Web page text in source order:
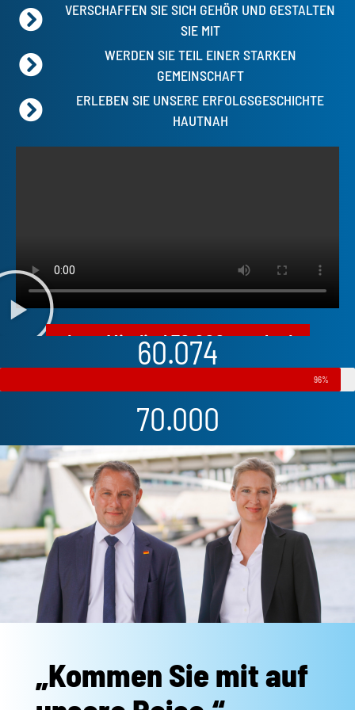
VERSCHAFFEN SIE SICH GEHÖR UND GESTALTEN
SIE MIT
WERDEN SIE TEIL EINER STARKEN
GEMEINSCHAFT
ERLEBEN SIE UNSERE ERFOLGSGESCHICHTE
HAUTNAH
Jetzt Mitglied 70.000 werden!
60.074
96%
70.000
„Kommen Sie mit auf
.